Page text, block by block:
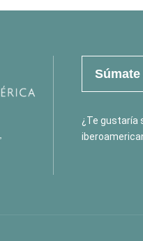
¿Te gustaría